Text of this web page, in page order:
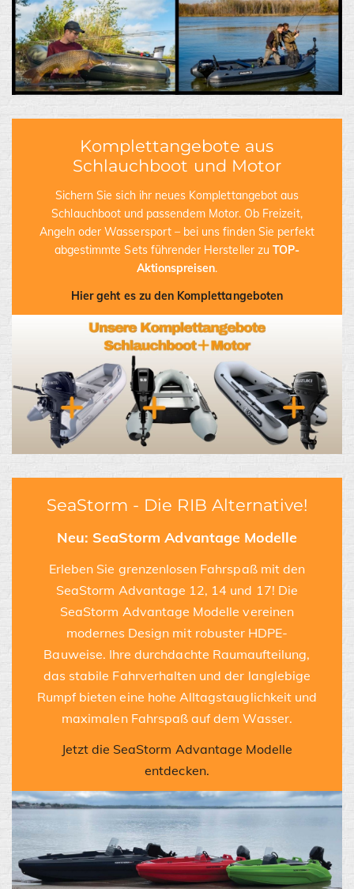
Komplettangebote aus
Schlauchboot und Motor
Sichern Sie sich ihr neues Komplettangebot aus
Schlauchboot und passendem Motor. Ob Freizeit,
Angeln oder Wassersport – bei uns finden Sie perfekt
abgestimmte Sets führender Hersteller zu TOP-
Aktionspreisen.
Hier geht es zu den Komplettangeboten
SeaStorm - Die RIB Alternative!
Neu: SeaStorm Advantage Modelle
Erleben Sie grenzenlosen Fahrspaß mit den
SeaStorm Advantage 12, 14 und 17! Die
SeaStorm Advantage Modelle vereinen
modernes Design mit robuster HDPE-
Bauweise. Ihre durchdachte Raumaufteilung,
das stabile Fahrverhalten und der langlebige
Rumpf bieten eine hohe Alltagstauglichkeit und
maximalen Fahrspaß auf dem Wasser.
Jetzt die SeaStorm Advantage Modelle
entdecken.